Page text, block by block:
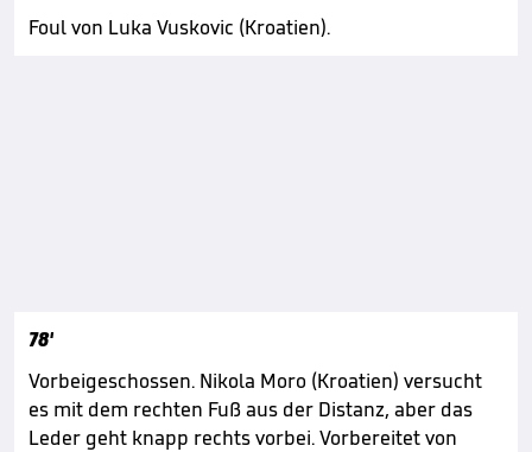
Foul von Luka Vuskovic (Kroatien).
78'
Vorbeigeschossen. Nikola Moro (Kroatien) versucht
es mit dem rechten Fuß aus der Distanz, aber das
Leder geht knapp rechts vorbei. Vorbereitet von